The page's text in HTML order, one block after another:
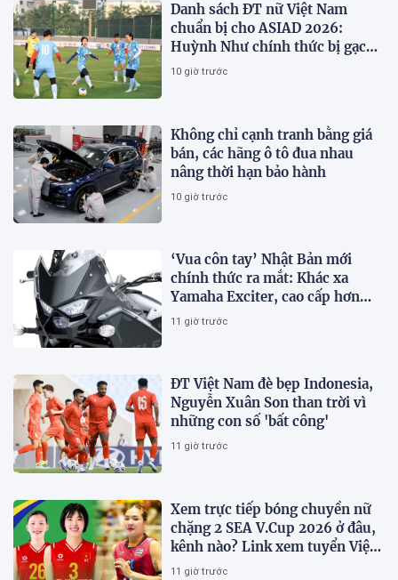
Danh sách ĐT nữ Việt Nam
chuẩn bị cho ASIAD 2026:
Huỳnh Như chính thức bị gạch
tên
10 giờ trước
Không chỉ cạnh tranh bằng giá
bán, các hãng ô tô đua nhau
nâng thời hạn bảo hành
10 giờ trước
‘Vua côn tay’ Nhật Bản mới
chính thức ra mắt: Khác xa
Yamaha Exciter, cao cấp hơn
Honda Winner R, giá rẻ so với
11 giờ trước
ĐT Việt Nam đè bẹp Indonesia,
Nguyễn Xuân Son than trời vì
những con số 'bất công'
11 giờ trước
Xem trực tiếp bóng chuyền nữ
chặng 2 SEA V.Cup 2026 ở đâu,
kênh nào? Link xem tuyển Việt
Nam thi đấu
11 giờ trước